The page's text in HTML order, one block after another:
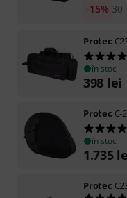
-15%
Protec
în stoc
398 lei
Protec C-
în stoc
1.735
Protec